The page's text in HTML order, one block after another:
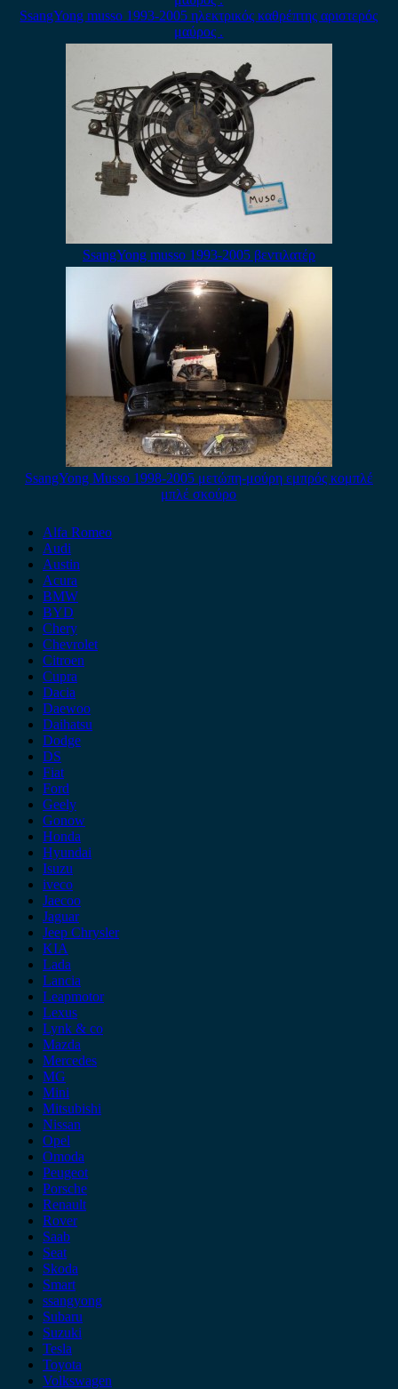
SsangYong musso 1993-2005 ηλεκτρικός καθρέπτης αριστερός
μαύρος .
SsangYong musso 1993-2005 βεντιλατέρ
SsangYong Musso 1998-2005 μετώπη-μούρη εμπρός κομπλέ
μπλέ σκούρο
Alfa Romeo
Audi
Austin
Acura
BMW
BYD
Chery
Chevrolet
Citroen
Cupra
Dacia
Daewoo
Daihatsu
Dodge
DS
Fiat
Ford
Geely
Gonow
Honda
Hyundai
Isuzu
iveco
Jaecoo
Jaguar
Jeep Chrysler
KIA
Lada
Lancia
Leapmotor
Lexus
Lynk & co
Mazda
Mercedes
MG
Mini
Mitsubishi
Nissan
Opel
Omoda
Peugeot
Porsche
Renault
Rover
Saab
Seat
Skoda
Smart
ssangyong
Subaru
Suzuki
Tesla
Toyota
Volkswagen